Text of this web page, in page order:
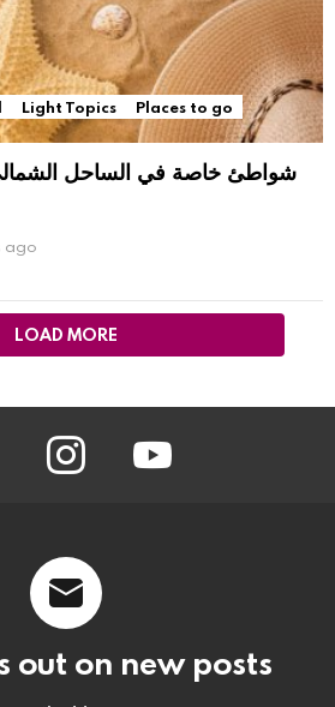
Light Topics
Places to go
شواطئ خاصة في الساحل
ago
LOAD MORE
instagram youtube
out on new posts